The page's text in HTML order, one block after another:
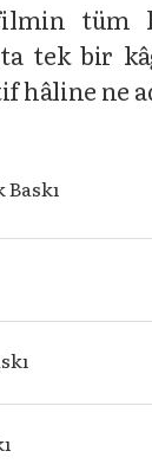
tüm
tek bir
hâline ne